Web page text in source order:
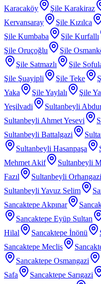
Karacaköy
Şile Karakiraz
Kervansaray
Şile Kızılca
Şile Kumbaba
Şile Kurfallı
Şile Oruçoğlu
Şile
Şile Satmazlı
Şile
Şile Şuayipli
Şile Teke
Yaka
Şile Yaylalı Şile
Yeşilvadi
Sultanbeyli
Sultanbeyli Ahmet Yesevi
Sultanbeyli Battalgazi
Sultanbeyli Hasanpaşa
Mehmet Akif
Sultanbeyli
Fazıl
Sultanbeyli Orhangazi
Sultanbeyli Yavuz Selim
Sancaktepe Akpınar
Sancaktepe Eyüp Sultan
Hilal
Sancaktepe İnönü
Sancaktepe Meclis
Sancaktepe Osmangazi
Safa
Sancaktepe Sarıgazi